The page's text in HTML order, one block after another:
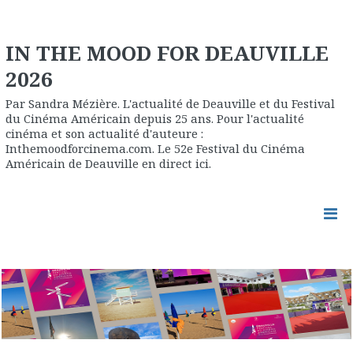
IN THE MOOD FOR DEAUVILLE
2026
Par Sandra Mézière. L'actualité de Deauville et du Festival
du Cinéma Américain depuis 25 ans. Pour l'actualité
cinéma et son actualité d'auteure :
Inthemoodforcinema.com. Le 52e Festival du Cinéma
Américain de Deauville en direct ici.